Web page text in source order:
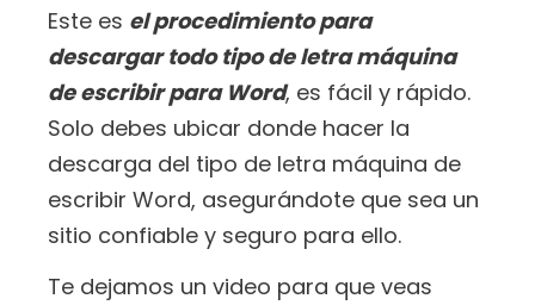
Este es el procedimiento para
descargar todo tipo de letra máquina
de escribir para Word, es fácil y rápido.
Solo debes ubicar donde hacer la
descarga del tipo de letra máquina de
escribir Word, asegurándote que sea un
sitio confiable y seguro para ello.
Te dejamos un video para que veas